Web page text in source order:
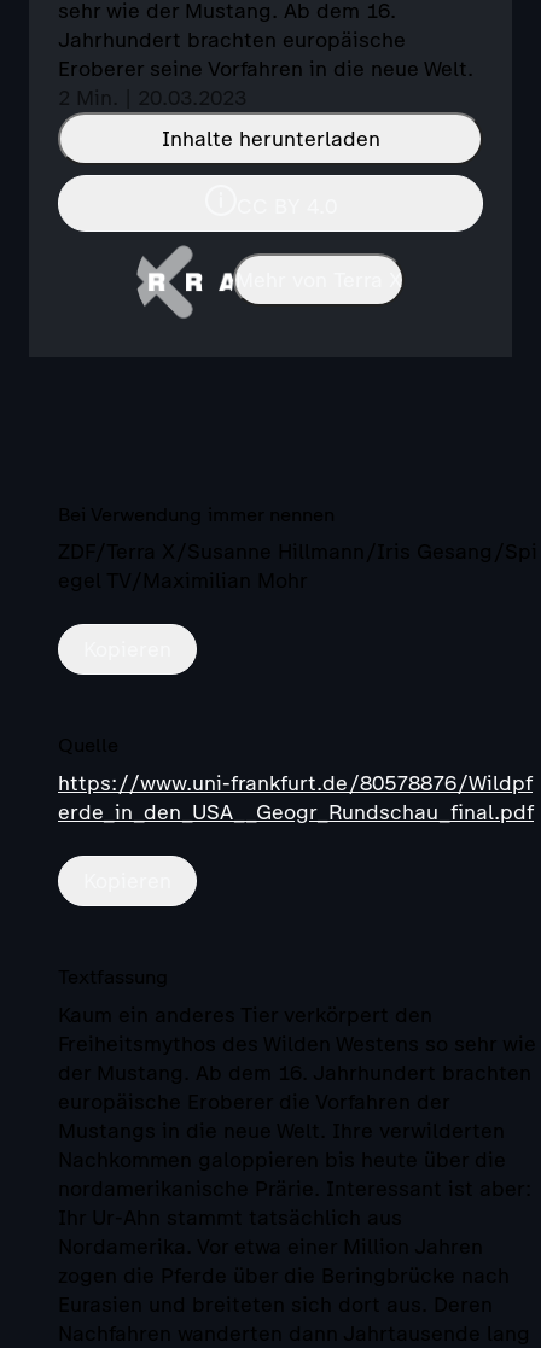
sehr wie der Mustang. Ab dem 16.
Jahrhundert brachten europäische
Eroberer seine Vorfahren in die neue Welt.
2 Min. | 20.03.2023
Inhalte herunterladen
Mehr von Terra X
Bei Verwendung immer nennen
ZDF/Terra X/Susanne Hillmann/Iris Gesang/Spi
egel TV/Maximilian Mohr
Quelle
https://www.uni-frankfurt.de/80578876/Wildpf
erde_in_den_USA__Geogr_Rundschau_final.pdf
Textfassung
Kaum ein anderes Tier verkörpert den
Freiheitsmythos des Wilden Westens so sehr wie
der Mustang. Ab dem 16. Jahrhundert brachten
europäische Eroberer die Vorfahren der
Mustangs in die neue Welt. Ihre verwilderten
Nachkommen galoppieren bis heute über die
nordamerikanische Prärie. Interessant ist aber:
Ihr Ur-Ahn stammt tatsächlich aus
Nordamerika. Vor etwa einer Million Jahren
zogen die Pferde über die Beringbrücke nach
Eurasien und breiteten sich dort aus. Deren
Nachfahren wanderten dann Jahrtausende lang